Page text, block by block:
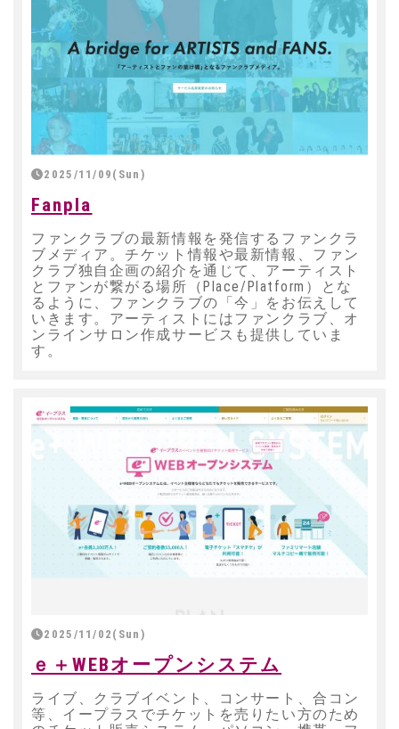
2025/11/09(Sun)
Fanpla
ファンクラブの最新情報を発信するファンクラ
ブメディア。チケット情報や最新情報、ファン
クラブ独自企画の紹介を通じて、アーティスト
とファンが繋がる場所（Place/Platform）とな
るように、ファンクラブの「今」をお伝えして
いきます。アーティストにはファンクラブ、オ
ンラインサロン作成サービスも提供していま
す。
2025/11/02(Sun)
ｅ＋WEBオープンシステム
ライブ、クラブイベント、コンサート、合コン
等、イープラスでチケットを売りたい方のため